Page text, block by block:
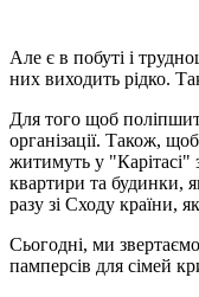
Але є в побуті і
них виходить рідко.
Для того щоб
організації. Також,
житимуть у "Карітасі"
квартири та будинки,
разу зі Сходу країни,
Сьогодні, ми
памперсів для сімей